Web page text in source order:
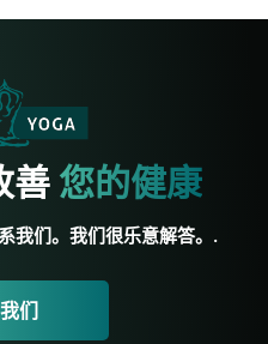
善 您的健康
我们。我们很乐意解答。.
们